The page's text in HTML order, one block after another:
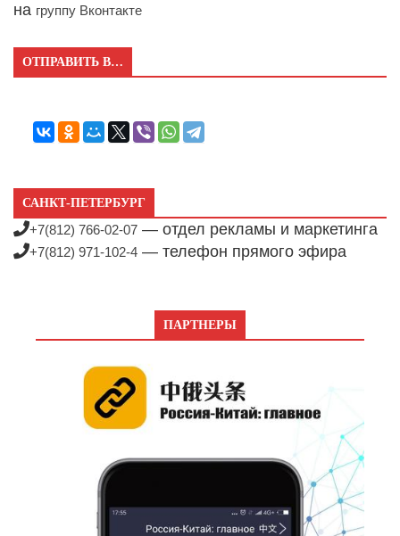
на группу Вконтакте
ОТПРАВИТЬ В…
САНКТ-ПЕТЕРБУРГ
+7(812) 766-02-07 — отдел рекламы и маркетинга
+7(812) 971-102-4 — телефон прямого эфира
ПАРТНЕРЫ